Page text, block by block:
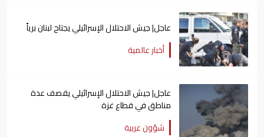
عاجل| جيش الاحتلال الإسرائيلي يجتاح لبنان برياً
أخبار عالمية
عاجل| جيش الاحتلال الإسرائيلي يقصف عدة
مناطق في قطاع غزة
شؤون عربية